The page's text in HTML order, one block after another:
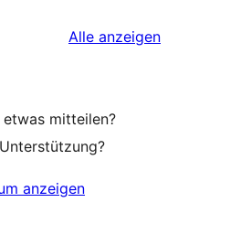
Alle Rezensionen
anzeigen
mitteilen?
anzeigen